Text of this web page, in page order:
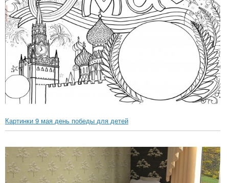
Картинки 9 мая день победы для детей